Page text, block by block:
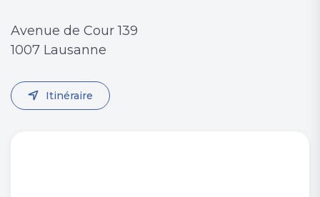
Avenue de Cour 139
1007 Lausanne
Itinéraire